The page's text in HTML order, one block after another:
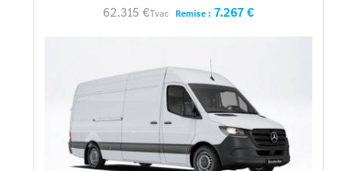
62.315 €Tvac Remise : 7.267 €